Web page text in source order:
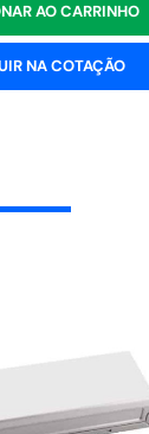
AO CARRINHO
NA COTAÇÃO